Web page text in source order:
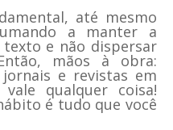
até mesmo
a manter a
e não dispersar
mãos à obra:
e revistas em
qualquer coisa!
é tudo que você